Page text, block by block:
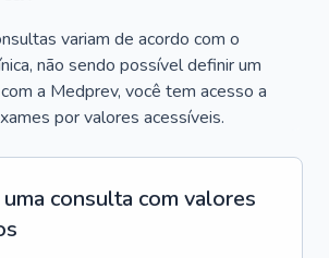
variam de acordo com o
não sendo possível definir um
a Medprev, você tem acesso a
por valores acessíveis.
consulta com valores